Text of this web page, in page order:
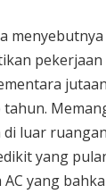
menyebutnya
luar
yang
yang